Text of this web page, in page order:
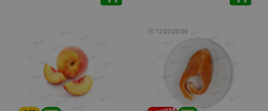
🕘 12:00-20:00